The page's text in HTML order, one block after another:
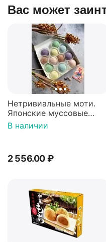
Вас может
Нетривиальные моти.
Японские муссовые
пирожные 12 штук
В наличии
2 556.00₽